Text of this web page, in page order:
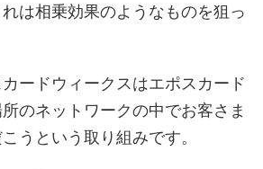
は相乗効果のようなものを狙っ
カードウィークスはエポスカード
のネットワークの中でお客さま
うという取り組みです。